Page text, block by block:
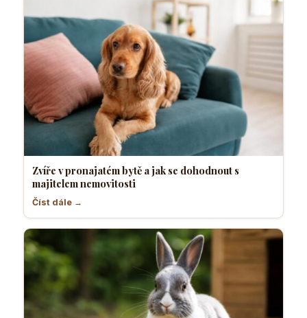
Zvíře v pronajatém bytě a jak se dohodnout s
majitelem nemovitosti
Číst dále →